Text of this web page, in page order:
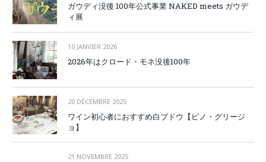
ガウディ没後 100年公式事業 NAKED meets ガウデ
ィ展
10 JANVIER 2026
2026年はクロード・モネ没後100年
20 DÉCEMBRE 2025
ワイン初心者におすすめ白ブドウ【ピノ・グリージ
ョ】
21 NOVEMBRE 2025